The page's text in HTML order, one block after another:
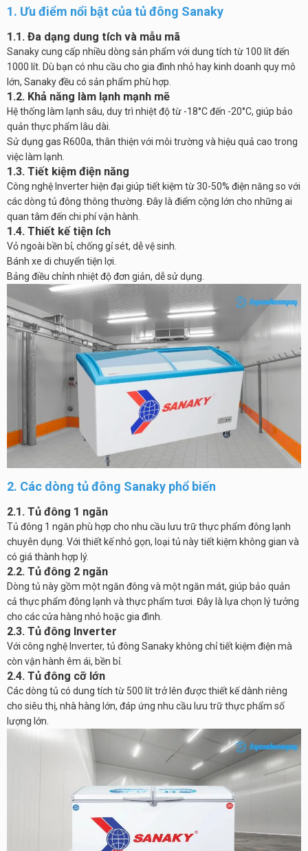
1. Ưu điểm nổi bật của tủ đông Sanaky
1.1. Đa dạng dung tích và mẫu mã
Sanaky cung cấp nhiều dòng sản phẩm với dung tích từ 100 lít đến
1000 lít. Dù bạn có nhu cầu cho gia đình nhỏ hay kinh doanh quy mô
lớn, Sanaky đều có sản phẩm phù hợp.
1.2. Khả năng làm lạnh mạnh mẽ
Hệ thống làm lạnh sâu, duy trì nhiệt độ từ -18°C đến -20°C, giúp bảo
quản thực phẩm lâu dài.
Sử dụng gas R600a, thân thiện với môi trường và hiệu quả cao trong
việc làm lạnh.
1.3. Tiết kiệm điện năng
Công nghệ Inverter hiện đại giúp tiết kiệm từ 30-50% điện năng so với
các dòng tủ đông thông thường. Đây là điểm cộng lớn cho những ai
quan tâm đến chi phí vận hành.
1.4. Thiết kế tiện ích
Vỏ ngoài bền bỉ, chống gỉ sét, dễ vệ sinh.
Bánh xe di chuyển tiện lợi.
Bảng điều chỉnh nhiệt độ đơn giản, dễ sử dụng.
2. Các dòng tủ đông Sanaky phổ biến
2.1. Tủ đông 1 ngăn
Tủ đông 1 ngăn phù hợp cho nhu cầu lưu trữ thực phẩm đông lạnh
chuyên dụng. Với thiết kế nhỏ gọn, loại tủ này tiết kiệm không gian và
có giá thành hợp lý.
2.2. Tủ đông 2 ngăn
Dòng tủ này gồm một ngăn đông và một ngăn mát, giúp bảo quản
cả thực phẩm đông lạnh và thực phẩm tươi. Đây là lựa chọn lý tưởng
cho các cửa hàng nhỏ hoặc gia đình.
2.3. Tủ đông Inverter
Với công nghệ Inverter, tủ đông Sanaky không chỉ tiết kiệm điện mà
còn vận hành êm ái, bền bỉ.
2.4. Tủ đông cỡ lớn
Các dòng tủ có dung tích từ 500 lít trở lên được thiết kế dành riêng
cho siêu thị, nhà hàng lớn, đáp ứng nhu cầu lưu trữ thực phẩm số
lượng lớn.